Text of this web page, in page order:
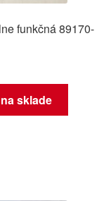
funkčná 89170-
sklade